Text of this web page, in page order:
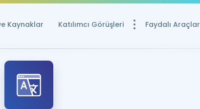
Kaynaklar Katılımcı Görüşleri Faydalı Araçlar